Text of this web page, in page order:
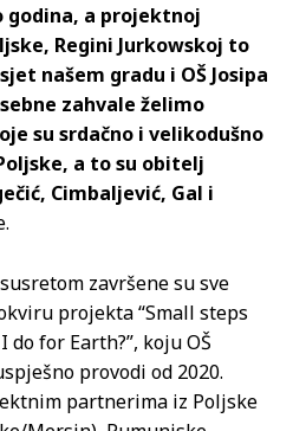
godina, a projektnoj
Regini Jurkowskoj to
našem gradu i OŠ Josipa
zahvale želimo
su srdačno i velikodušno
a to su obitelj
Cimbaljević, Gal i
završene su sve
projekta “Small steps
for Earth?”, koju OŠ
provodi od 2020.
partnerima iz Poljske